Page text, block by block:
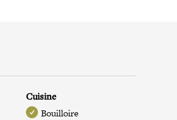
Cuisine
Bouilloire